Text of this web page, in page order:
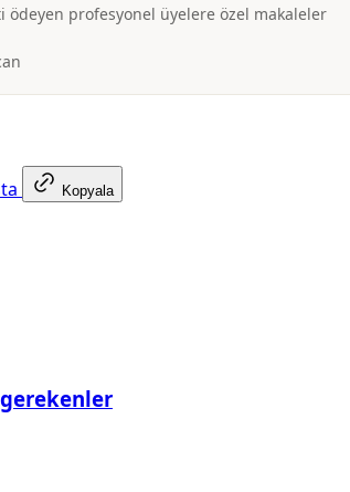
ödeyen profesyonel üyelere özel makaleler
Kopyala